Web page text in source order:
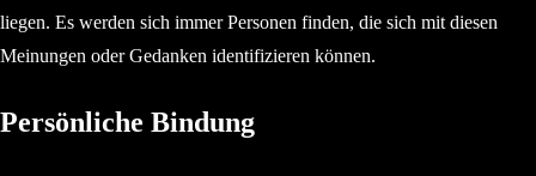
liegen. Es werden sich immer Personen finden, die sich mit diesen
Meinungen oder Gedanken identifizieren können.
Persönliche Bindung